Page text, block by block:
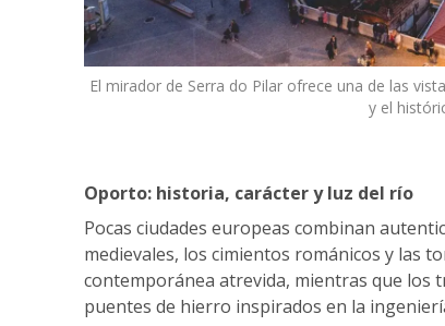
El mirador de Serra do Pilar ofrece una de las
y el
Oporto: historia, carácter y luz del río
Pocas ciudades europeas combinan
medievales, los cimientos románicos y las
contemporánea atrevida, mientras que los
puentes de hierro inspirados en la